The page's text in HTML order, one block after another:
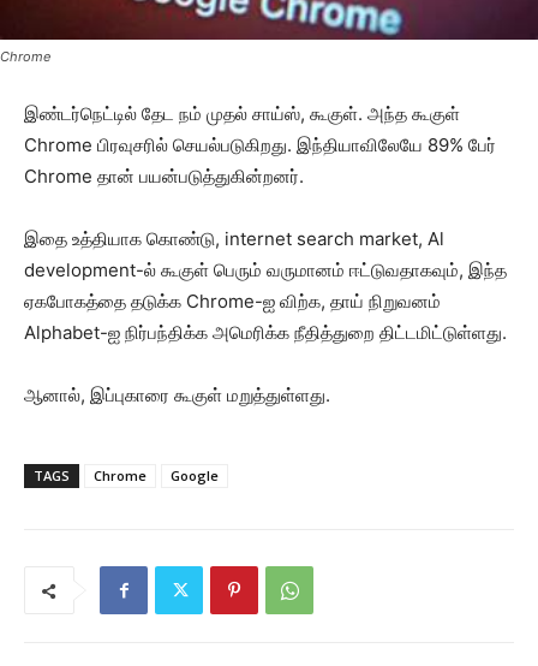
Chrome
இண்டர்நெட்டில் தேட நம் முதல் சாய்ஸ், கூகுள். அந்த கூகுள்
Chrome பிரவுசரில் செயல்படுகிறது. இந்தியாவிலேயே 89% பேர்
Chrome தான் பயன்படுத்துகின்றனர்.
இதை உத்தியாக கொண்டு, internet search market, Al
development-ல் கூகுள் பெரும் வருமானம் ஈட்டுவதாகவும், இந்த
ஏகபோகத்தை தடுக்க Chrome-ஐ விற்க, தாய் நிறுவனம்
Alphabet-ஐ நிர்பந்திக்க அமெரிக்க நீதித்துறை திட்டமிட்டுள்ளது.
ஆனால், இப்புகாரை கூகுள் மறுத்துள்ளது.
TAGS Chrome Google